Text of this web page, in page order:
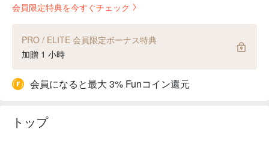
会員限定特典を今すぐチェック
PRO / ELITE 会員限定ボーナス特典
加贈 1 小時
会員になると最大 3% Funコイン還元
トップ